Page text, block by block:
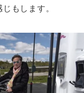
もします。